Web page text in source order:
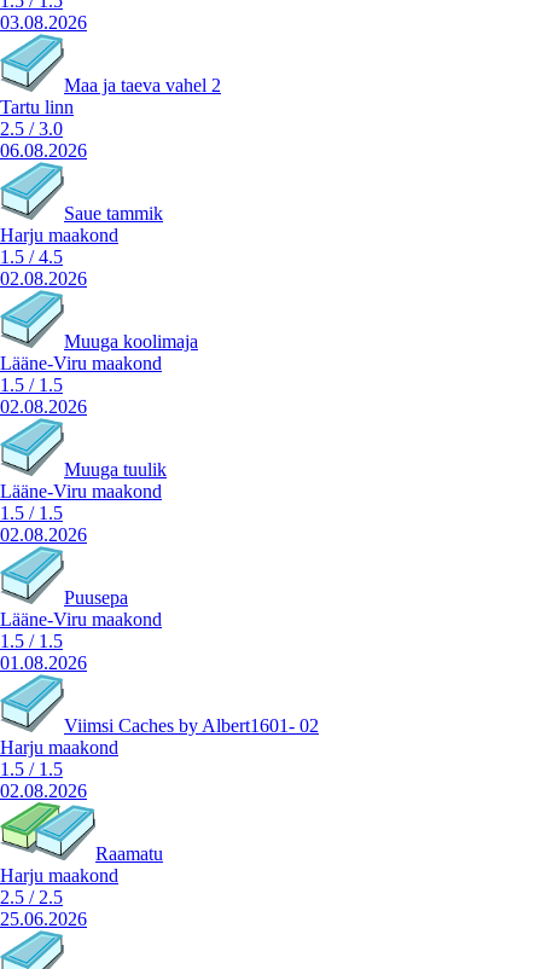
03.08.2026
Maa ja taeva vahel 2
Tartu linn
2.5 /3.0
06.08.2026
Saue tammik
Harju maakond
1.5 /4.5
02.08.2026
Muuga koolimaja
Lääne-Viru maakond
1.5 / 1.5
02.08.2026
Muuga tuulik
Lääne-Viru maakond
1.5 / 1.5
02.08.2026
Puusepa
Lääne-Viru maakond
1.5 / 1.5
01.08.2026
Viimsi Caches by Albert1601- 02
Harju maakond
1.5 / 1.5
02.08.2026
Raamatu
Harju maakond
2.5 / 2.5
25.06.2026